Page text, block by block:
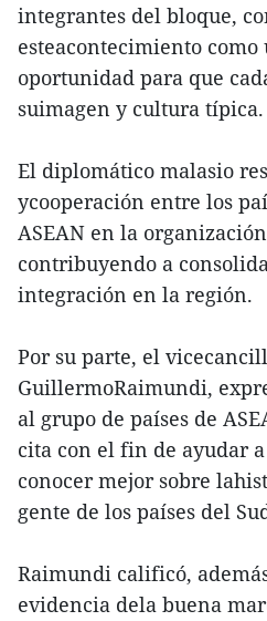
integrantes del bloque,
esteacontecimiento
oportunidad para que
suimagen y cultura típica.
El diplomático malasio
ycooperación entre los
ASEAN en la
contribuyendo a
integración en la región.
Por su parte, el
GuillermoRaimundi,
al grupo de países de
cita con el fin de ayudar
conocer mejor sobre
gente de los países del
Raimundi calificó,
evidencia dela buena